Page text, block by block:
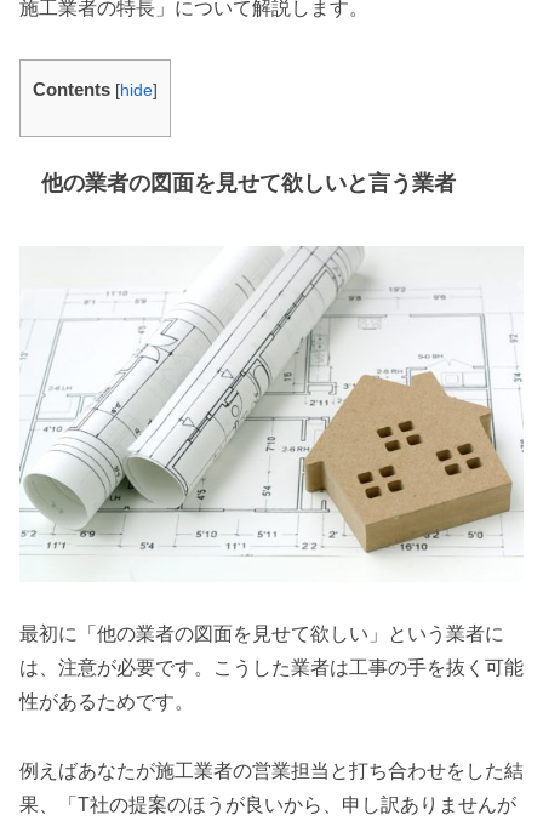
施工業者の特長」について解説します。
Contents [hide]
他の業者の図面を見せて欲しいと言う業者
最初に「他の業者の図面を見せて欲しい」という業者に
は、注意が必要です。こうした業者は工事の手を抜く可能
性があるためです。
例えばあなたが施工業者の営業担当と打ち合わせをした結
果、「T社の提案のほうが良いから、申し訳ありませんが